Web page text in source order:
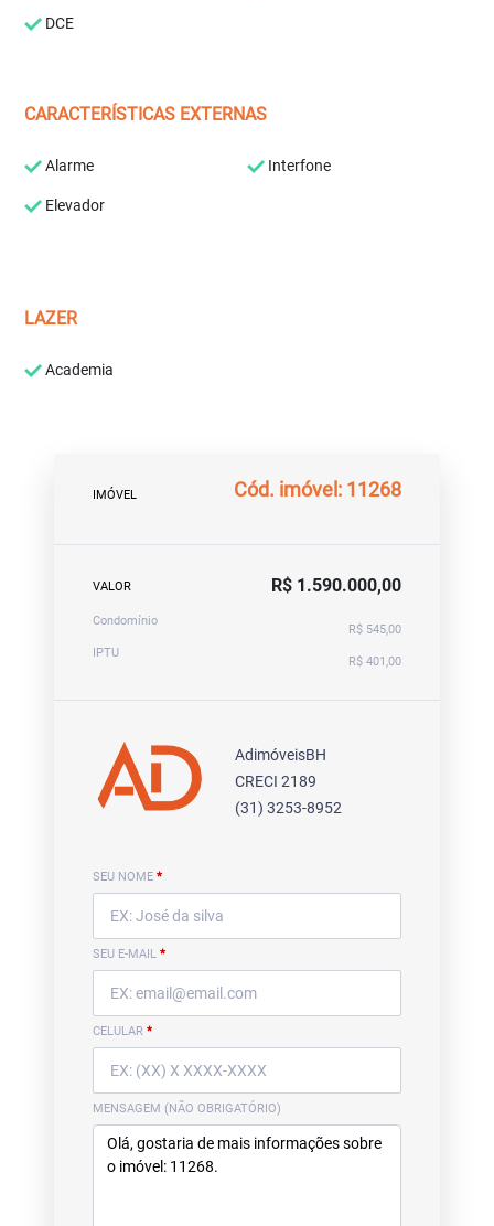
DCE
CARACTERÍSTICAS EXTERNAS
Alarme Interfone
Elevador
LAZER
Academia
IMÓVEL Cód. imóvel: 11268
VALOR R$ 1.590.000,00
Condomínio
R$ 545,00
IPTU
R$ 401,00
AdimóveisBH
CRECI 2189
(31) 3253-8952
SEU NOME *
SEU E-MAIL *
CELULAR *
MENSAGEM (NÃO OBRIGATÓRIO)